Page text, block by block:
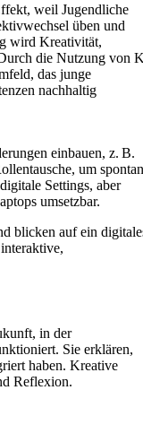
weil Jugendliche
üben und
wird Kreativität,
die Nutzung von
das junge
nachhaltig
einbauen, z. B.
um
Settings, aber
umsetzbar.
in der
Sie erklären,
haben. Kreative
Reflexion.